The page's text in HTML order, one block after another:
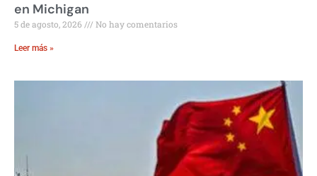
en Michigan
5 de agosto, 2026 No hay comentarios
Leer más »